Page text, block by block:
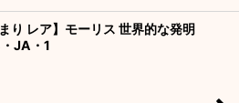
り レア】モーリス 世界的な発明
JA・1